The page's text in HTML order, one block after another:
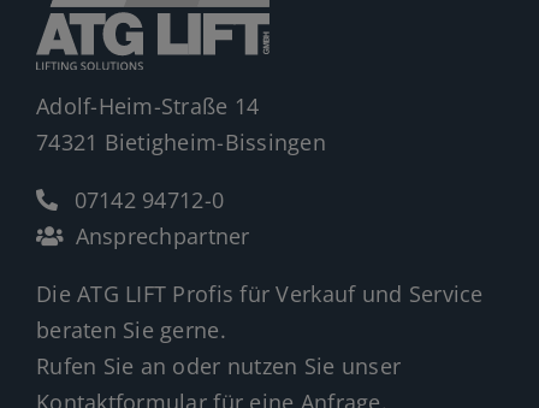
Ersatzteile
Shop
Adolf-Heim-Straße 14
74321 Bietigheim-Bissingen
07142 94712-0
Ansprechpartner
Die ATG LIFT Profis für Verkauf und Service
beraten Sie gerne.
Rufen Sie an oder nutzen Sie unser
Kontaktformular für eine Anfrage.